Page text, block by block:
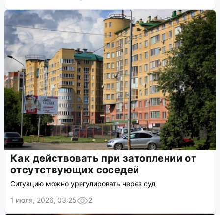
Как действовать при затоплении от
отсутствующих соседей
Ситуацию можно урегулировать через суд
1 июля, 2026, 03:25
2